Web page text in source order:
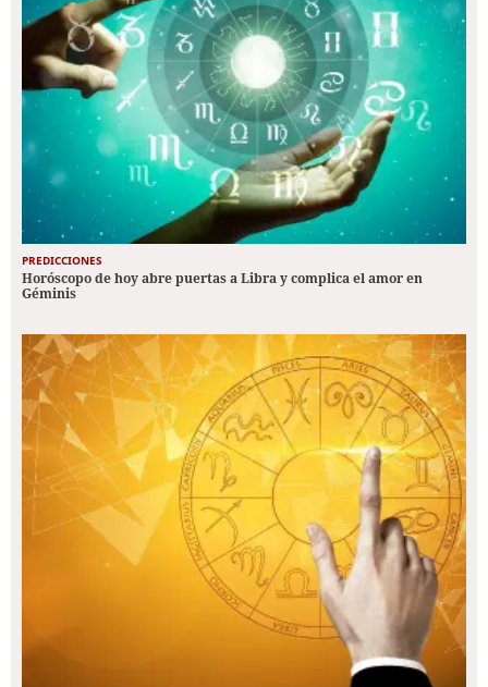
PREDICCIONES
Horóscopo de hoy abre puertas a Libra y complica el amor en
Géminis